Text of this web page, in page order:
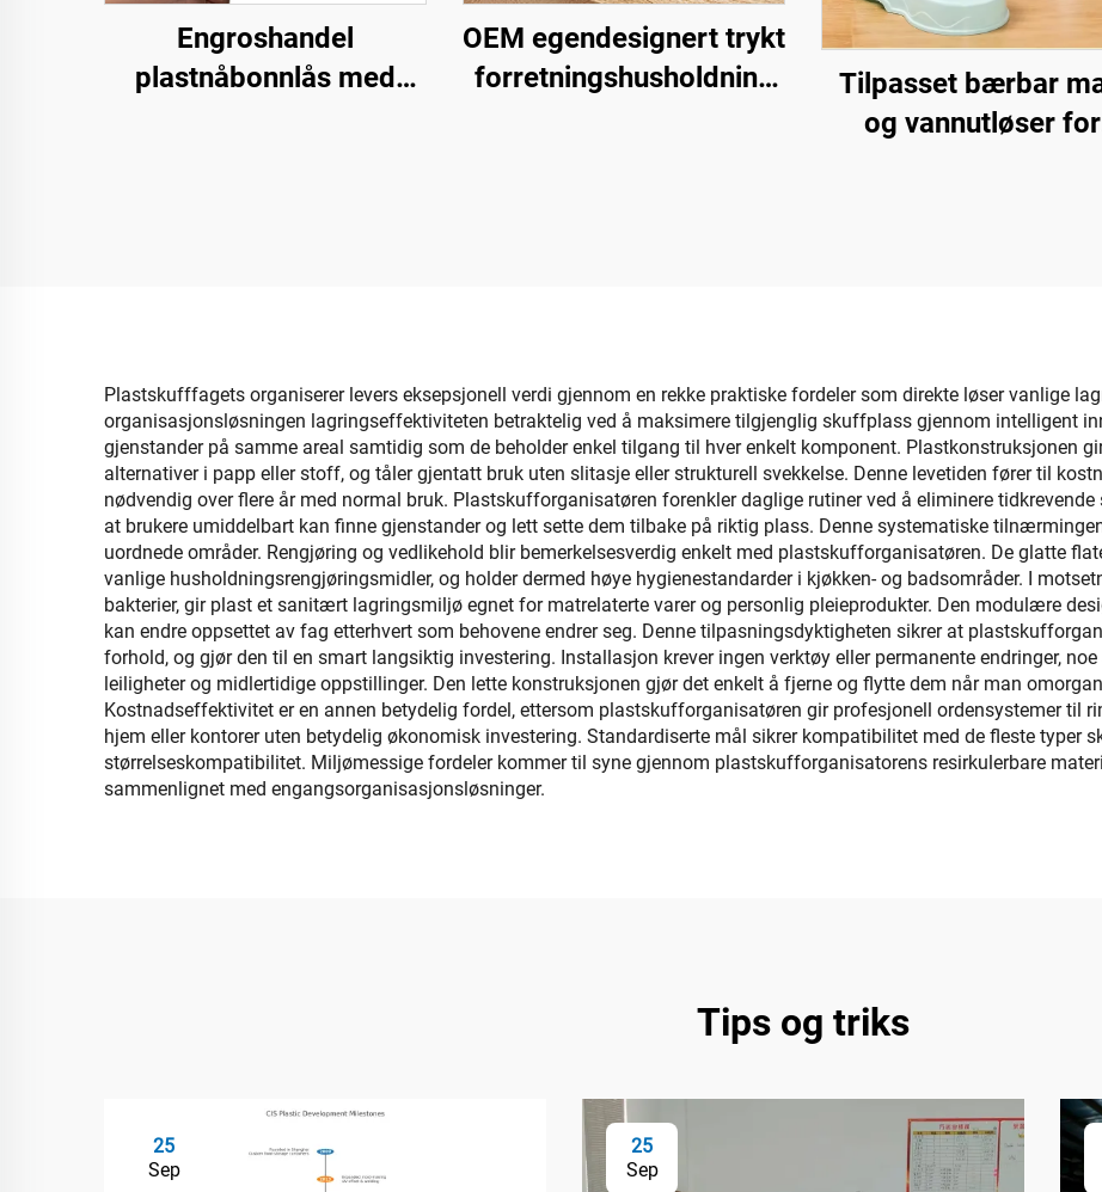
Engroshandel
plastnåbonnlås med
OEM egendesignert trykt
forretningshusholdning
Tilpasset bærbar
og vannutløser for
Plastskufffagets organiserer levers eksepsjonell verdi gjennom en rekke praktiske fordeler som direkte løser vanlige
organisasjonsløsningen lagringseffektiviteten betraktelig ved å maksimere tilgjenglig skuffplass gjennom intelligent
gjenstander på samme areal samtidig som de beholder enkel tilgang til hver enkelt komponent. Plastkonstruksjonen
alternativer i papp eller stoff, og tåler gjentatt bruk uten slitasje eller strukturell svekkelse. Denne levetiden fører til
nødvendig over flere år med normal bruk. Plastskufforganisatøren forenkler daglige rutiner ved å eliminere
at brukere umiddelbart kan finne gjenstander og lett sette dem tilbake på riktig plass. Denne systematiske
uordnede områder. Rengjøring og vedlikehold blir bemerkelsesverdig enkelt med plastskufforganisatøren. De glatte
vanlige husholdningsrengjøringsmidler, og holder dermed høye hygienestandarder i kjøkken- og badsområder. I
bakterier, gir plast et sanitært lagringsmiljø egnet for matrelaterte varer og personlig pleieprodukter. Den modulære
kan endre oppsettet av fag etterhvert som behovene endrer seg. Denne tilpasningsdyktigheten sikrer at
forhold, og gjør den til en smart langsiktig investering. Installasjon krever ingen verktøy eller permanente endringer,
leiligheter og midlertidige oppstillinger. Den lette konstruksjonen gjør det enkelt å fjerne og flytte dem når man
Kostnadseffektivitet er en annen betydelig fordel, ettersom plastskufforganisatøren gir profesjonell ordensystemer til
hjem eller kontorer uten betydelig økonomisk investering. Standardiserte mål sikrer kompatibilitet med de fleste typer
størrelseskompatibilitet. Miljømessige fordeler kommer til syne gjennom plastskufforganisatorens resirkulerbare
sammenlignet med engangsorganisasjonsløsninger.
Tips og triks
25
Sep
25
Sep